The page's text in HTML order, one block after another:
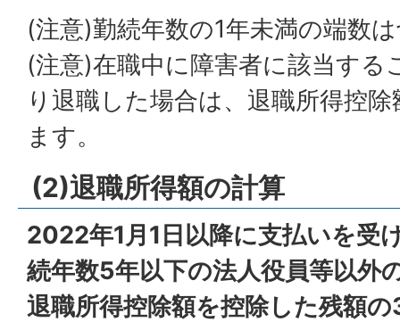
(注意)勤続年数の1年未満の端数
(注意)在職中に障害者に該当す
り退職した場合は、退職所得控
ます。
(2)退職所得額の計算
2022年1月1日以降に支払いを受
続年数5年以下の法人役員等以外
退職所得控除額を控除した残額